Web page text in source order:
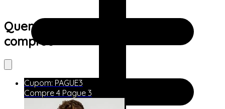
Quem viu este produto também
comprou